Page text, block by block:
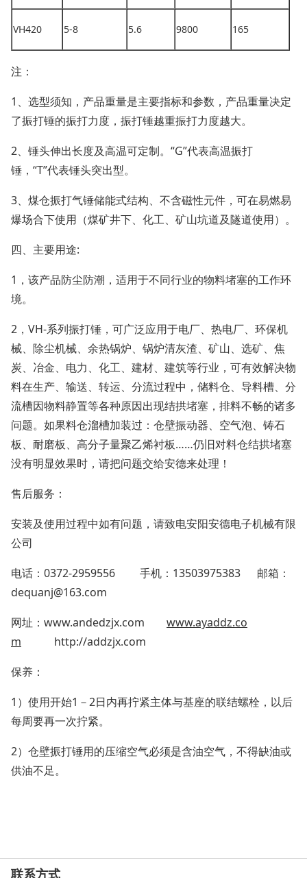
VH420 5-8 5.6 9800 165
注：
1、选型须知，产品重量是主要指标和参数，产品重量决定
了振打锤的振打力度，振打锤越重振打力度越大。
2、锤头伸出长度及高温可定制。“G”代表高温振打
锤，“T”代表锤头突出型。
3、煤仓振打气锤储能式结构、不含磁性元件，可在易燃易
爆场合下使用（煤矿井下、化工、矿山坑道及隧道使用）。
四、主要用途:
1，该产品防尘防潮，适用于不同行业的物料堵塞的工作环
境。
2，VH-系列振打锤，可广泛应用于电厂、热电厂、环保机
械、除尘机械、余热锅炉、锅炉清灰渣、矿山、选矿、焦
炭、冶金、电力、化工、建材、建筑等行业，可有效解决物
料在生产、输送、转运、分流过程中，储料仓、导料槽、分
流槽因物料静置等各种原因出现结拱堵塞，排料不畅的诸多
问题。如果料仓溜槽加装过：仓壁振动器、空气泡、铸石
板、耐磨板、高分子量聚乙烯衬板……仍旧对料仓结拱堵塞
没有明显效果时，请把问题交给安德来处理！
售后服务：
安装及使用过程中如有问题，请致电安阳安德电子机械有限
公司
电话：0372-2959556 手机：13503975383 邮箱：
dequanj@163.com
网址：www.andedzjx.com www.ayaddz.co
m http://addzjx.com
保养：
1）使用开始1－2日内再拧紧主体与基座的联结螺栓，以后
每周要再一次拧紧。
2）仓壁振打锤用的压缩空气必须是含油空气，不得缺油或
供油不足。
联系方式